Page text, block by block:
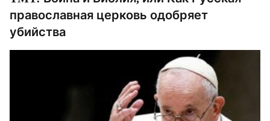
православная церковь одобряет
убийства